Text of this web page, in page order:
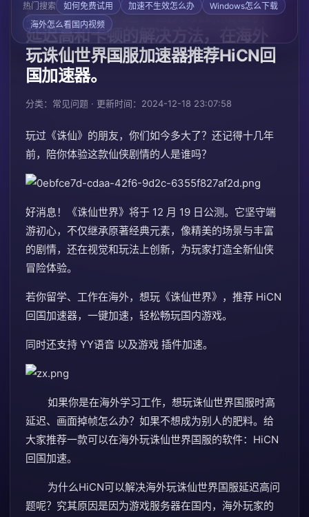
热门搜索 如何免费试用 加速不生效怎么办
Windows怎么下载
海外怎么看国内视频
给诛仙，加个速！国外玩诛仙世界
延迟高和卡顿的解决方法，在海外
玩诛仙世界国服加速器推荐HiCN回
国加速器。
分类：常见问题 · 更新时间：2024-12-18 23:07:58
玩过《诛仙》的朋友，你们如今多大了？还记得十几年
前，陪你体验这款仙侠剧情的人是谁吗？
好消息！《诛仙世界》将于 12 月 19 日公测。它坚守端
游初心，不仅继承原著经典元素，像精美的场景与丰富
的剧情，还在视觉和玩法上创新，为玩家打造全新仙侠
冒险体验。
若你留学、工作在海外，想玩《诛仙世界》，推荐 HiCN
回国加速器，一键加速，轻松畅玩国内游戏。
同时还支持 YY语音 以及游戏 插件加速。
如果你是在海外学习工作，想玩诛仙世界国服时高
延迟、画面掉帧怎么办？如果不想成为别人的肥料。给
大家推荐一款可以在海外玩诛仙世界国服的软件：HiCN
回国加速。
为什么HiCN可以解决海外玩诛仙世界国服延迟高问
题呢？究其原因是因为游戏服务器在国内，海外玩家的